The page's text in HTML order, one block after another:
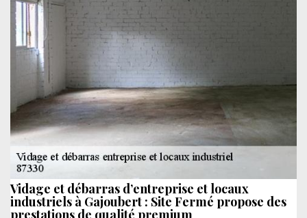
Vidage et débarras d’entreprise et locaux
industriels à Gajoubert : Site Fermé propose des
prestations de qualité premium